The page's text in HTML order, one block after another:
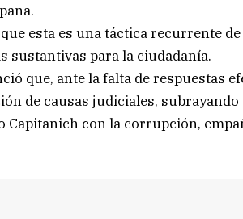
esta es una táctica recurrente
sustantivas para la ciudadanía.
que, ante la falta de respuestas
de causas judiciales,
Capitanich con la corrupción,